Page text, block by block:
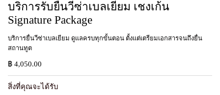
บริการรับยื่นวีซ่าเบลเยียม เชงเก้น
Signature Package ​
บริการยื่นวีซ่าเบลเยียม ดูแลครบทุกขั้นตอน ตั้งแต่เตรียมเอกสารจนถึงยื่น
สถานทูต​
฿ 4,050.00
สิ่งที่คุณจะได้รับ